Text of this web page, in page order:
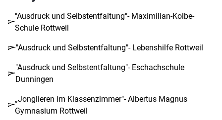
"Ausdruck und Selbstentfaltung"- Maximilian-Kolbe-
Schule Rottweil
"Ausdruck und Selbstentfaltung"- Lebenshilfe Rottweil
"Ausdruck und Selbstentfaltung"- Eschachschule
Dunningen
„Jonglieren im Klassenzimmer"- Albertus Magnus
Gymnasium Rottweil